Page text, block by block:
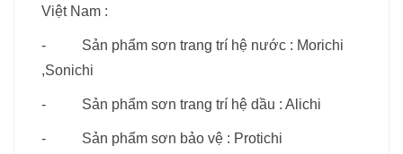
Việt Nam :
- Sản phẩm sơn trang trí hệ nước : Morichi
,Sonichi
- Sản phẩm sơn trang trí hệ dầu : Alichi
- Sản phẩm sơn bảo vệ : Protichi